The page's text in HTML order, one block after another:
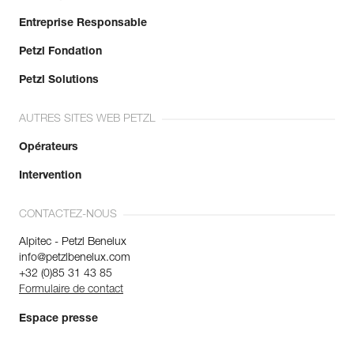
Entreprise Responsable
Petzl Fondation
Petzl Solutions
AUTRES SITES WEB PETZL
Opérateurs
Intervention
CONTACTEZ-NOUS
Alpitec - Petzl Benelux
info@petzlbenelux.com
+32 (0)85 31 43 85
Formulaire de contact
Espace presse